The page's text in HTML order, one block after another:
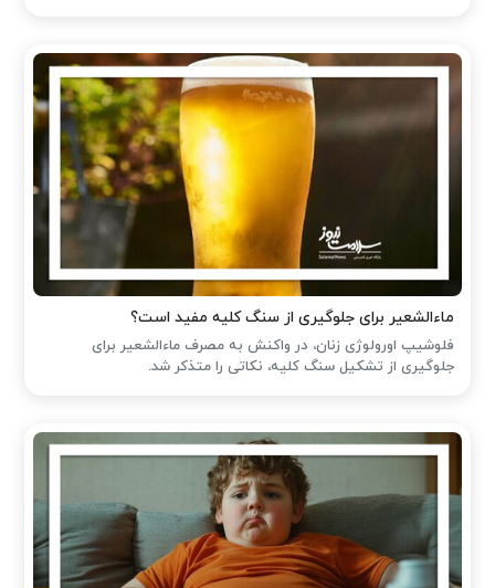
ماءالشعیر برای جلوگیری از سنگ کلیه مفید است؟
فلوشیپ اورولوژی زنان، در واکنش به مصرف ماءالشعیر برای
جلوگیری از تشکیل سنگ کلیه، نکاتی را متذکر شد.